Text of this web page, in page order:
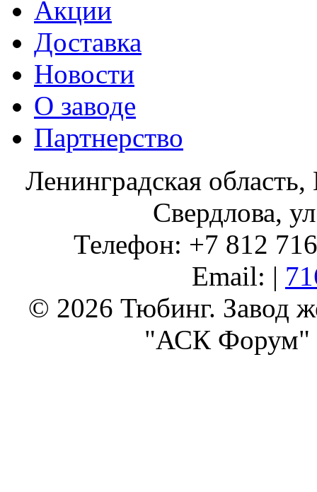
Акции
Доставка
Новости
О заводе
Партнерство
Ленинградская
Свердлова,
Телефон: +7 812
Email: |
© 2026 Тюбинг. Завод
"АСК Форум"